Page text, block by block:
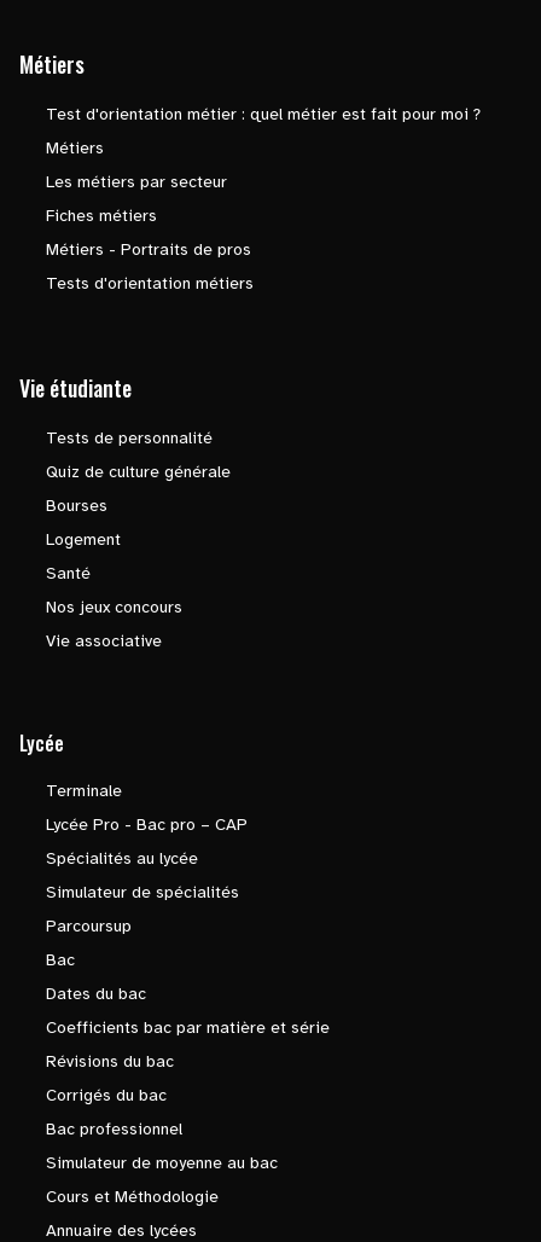
Métiers
Test d'orientation métier : quel métier est fait pour moi ?
Métiers
Les métiers par secteur
Fiches métiers
Métiers - Portraits de pros
Tests d'orientation métiers
Vie étudiante
Tests de personnalité
Quiz de culture générale
Bourses
Logement
Santé
Nos jeux concours
Vie associative
Lycée
Terminale
Lycée Pro - Bac pro – CAP
Spécialités au lycée
Simulateur de spécialités
Parcoursup
Bac
Dates du bac
Coefficients bac par matière et série
Révisions du bac
Corrigés du bac
Bac professionnel
Simulateur de moyenne au bac
Cours et Méthodologie
Annuaire des lycées